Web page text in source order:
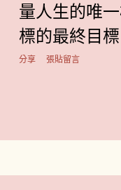
量人生的唯
標的最終目標
分享 張貼留言